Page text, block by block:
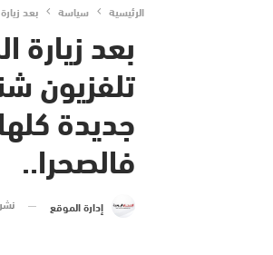
الرئيسية سياسة بعد
بعد زيارة
تلفزيون
جديدة
فالصحرا..
إدارة الموقع